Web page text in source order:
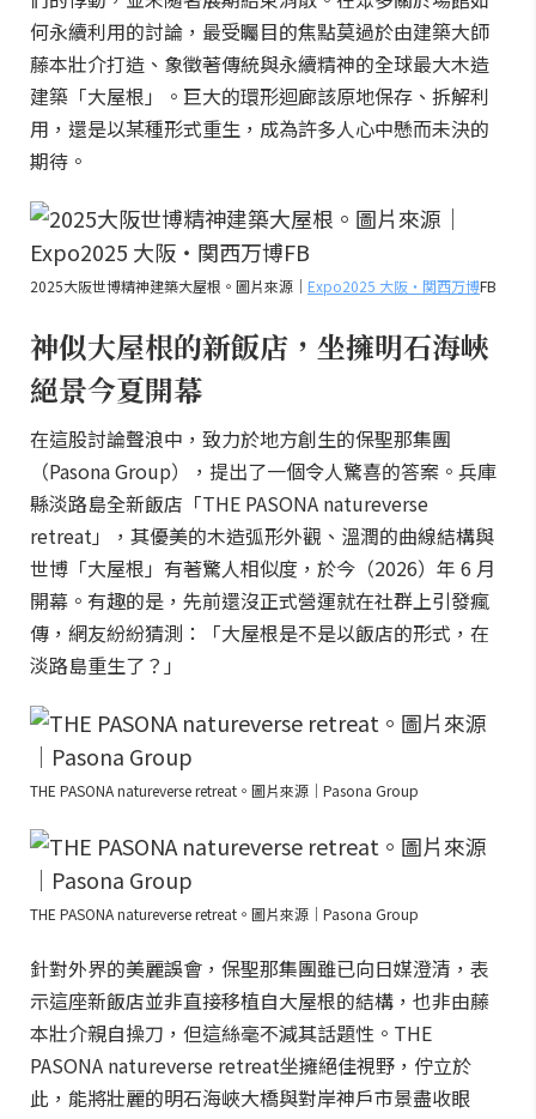
何永續利用的討論，最受矚目的焦點莫過於由建築大師
藤本壯介打造、象徵著傳統與永續精神的全球最大木造
建築「大屋根」。巨大的環形迴廊該原地保存、拆解利
用，還是以某種形式重生，成為許多人心中懸而未決的
期待。
2025大阪世博精神建築大屋根。圖片來源｜ Expo2025 大阪・関西万博FB
神似大屋根的新飯店，坐擁明石海峽
絕景今夏開幕
在這股討論聲浪中，致力於地方創生的保聖那集團
（Pasona Group），提出了一個令人驚喜的答案。兵庫
縣淡路島全新飯店「THE PASONA natureverse
retreat」，其優美的木造弧形外觀、溫潤的曲線結構與
世博「大屋根」有著驚人相似度，於今（2026）年 6 月
開幕。有趣的是，先前還沒正式營運就在社群上引發瘋
傳，網友紛紛猜測：「大屋根是不是以飯店的形式，在
淡路島重生了？」
THE PASONA natureverse retreat。圖片來源｜Pasona Group
THE PASONA natureverse retreat。圖片來源｜Pasona Group
針對外界的美麗誤會，保聖那集團雖已向日媒澄清，表
示這座新飯店並非直接移植自大屋根的結構，也非由藤
本壯介親自操刀，但這絲毫不減其話題性。THE
PASONA natureverse retreat坐擁絕佳視野，佇立於
此，能將壯麗的明石海峽大橋與對岸神戶市景盡收眼